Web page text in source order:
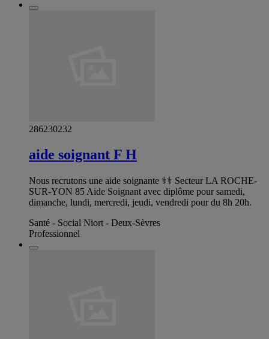
286230232
aide soignant F H
Nous recrutons une aide soignante ‍⚕️‍⚕️ Secteur LA ROCHE-
SUR-YON 85 Aide Soignant avec diplôme pour samedi,
dimanche, lundi, mercredi, jeudi, vendredi pour du 8h 20h.
Santé - Social Niort - Deux-Sèvres
Professionnel